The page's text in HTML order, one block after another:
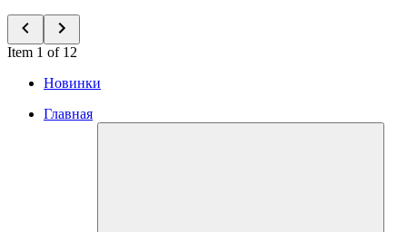
Item 1 of 12
Новинки
Главная